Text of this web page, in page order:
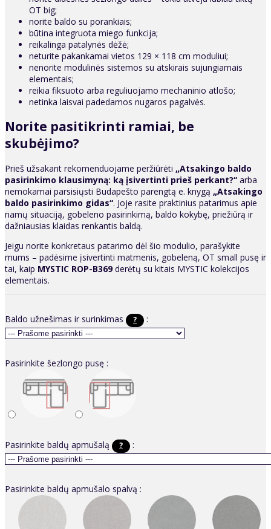
OT big;
norite baldo su porankiais;
būtina integruota miego funkcija;
reikalinga patalynės dėžė;
neturite pakankamai vietos 129 × 118 cm moduliui;
nenorite modulinės sistemos su atskirais sujungiamais
elementais;
reikia fiksuoto arba reguliuojamo mechaninio atlošo;
netinka laisvai padedamos nugaros pagalvės.
Norite pasitikrinti ramiai, be
skubėjimo?
Prieš užsakant rekomenduojame peržiūrėti „Atsakingo baldo
pasirinkimo klausimyną: ką įsivertinti prieš perkant?“ arba
nemokamai parsisiųsti Budapešto parengtą e. knygą „Atsakingo
baldo pasirinkimo gidas“. Joje rasite praktinius patarimus apie
namų situaciją, gobeleno pasirinkimą, baldo kokybę, priežiūrą ir
dažniausias klaidas renkantis baldą.
Jeigu norite konkretaus patarimo dėl šio modulio, parašykite
mums – padėsime įsivertinti matmenis, gobeleną, OT small pusę ir
tai, kaip MYSTIC ROP-B369derėtų su kitais MYSTIC kolekcijos
elementais.
Baldo užnešimas ir surinkimas ? :
Pasirinkite šezlongo pusę :
Pasirinkite baldų apmušalą ? :
Pasirinkite baldų apmušalo spalvą :